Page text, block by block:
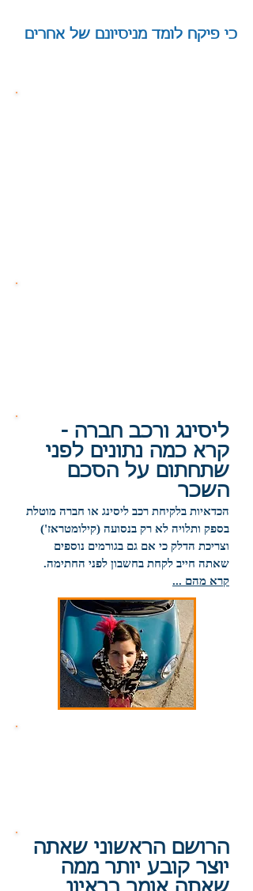
כי פיקח לומד מניסיונם של אחרים
ליסינג ורכב חברה -
קרא כמה נתונים לפני
שתחתום על הסכם
השכר
הכדאיות בלקיחת רכב ליסינג או חברה מוטלת
בספק ותלויה לא רק בנסועה (קילומטראז')
וצריכת הדלק כי אם גם בגורמים נוספים
שאתה חייב לקחת בחשבון לפני החתימה.
קרא מהם ...
הרושם הראשוני שאתה
יוצר קובע יותר ממה